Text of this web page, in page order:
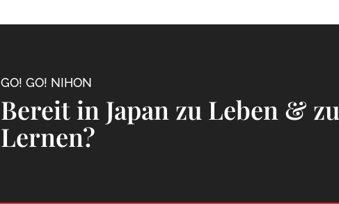
GO! GO! NIHON
Bereit in Japan zu Leben & zu
Lernen?